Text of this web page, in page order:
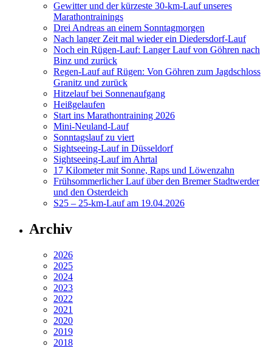
Gewitter und der kürzeste 30-km-Lauf unseres
Marathontrainings
Drei Andreas an einem Sonntagmorgen
Nach langer Zeit mal wieder ein Diedersdorf-Lauf
Noch ein Rügen-Lauf: Langer Lauf von Göhren nach
Binz und zurück
Regen-Lauf auf Rügen: Von Göhren zum Jagdschloss
Granitz und zurück
Hitzelauf bei Sonnenaufgang
Heißgelaufen
Start ins Marathontraining 2026
Mini-Neuland-Lauf
Sonntagslauf zu viert
Sightseeing-Lauf in Düsseldorf
Sightseeing-Lauf im Ahrtal
17 Kilometer mit Sonne, Raps und Löwenzahn
Frühsommerlicher Lauf über den Bremer Stadtwerder
und den Osterdeich
S25 – 25-km-Lauf am 19.04.2026
Archiv
2026
2025
2024
2023
2022
2021
2020
2019
2018